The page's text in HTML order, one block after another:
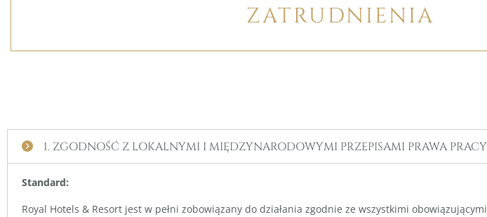
ZATRUDNIENIA
1. ZGODNOŚĆ Z LOKALNYMI I MIĘDZYNARODOWYMI PRZEPISAMI PRAWA PRACY
Standard:
Royal Hotels & Resort jest w pełni zobowiązany do działania zgodnie ze wszystkimi obowiązującymi